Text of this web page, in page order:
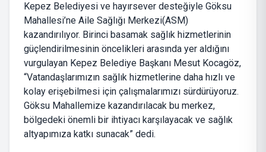
Kepez Belediyesi ve hayırsever desteğiyle Göksu
Mahallesi’ne Aile Sağlığı Merkezi(ASM)
kazandırılıyor. Birinci basamak sağlık hizmetlerinin
güçlendirilmesinin öncelikleri arasında yer aldığını
vurgulayan Kepez Belediye Başkanı Mesut Kocagöz,
“Vatandaşlarımızın sağlık hizmetlerine daha hızlı ve
kolay erişebilmesi için çalışmalarımızı sürdürüyoruz.
Göksu Mahallemize kazandırılacak bu merkez,
bölgedeki önemli bir ihtiyacı karşılayacak ve sağlık
altyapımıza katkı sunacak” dedi.